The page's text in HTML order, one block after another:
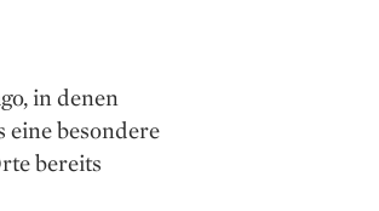
in denen
besondere
bereits